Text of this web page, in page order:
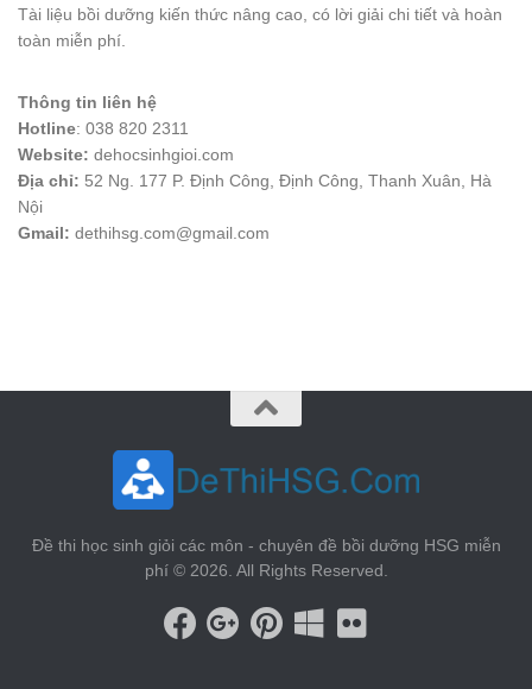
Tài liệu bồi dưỡng kiến thức nâng cao, có lời giải chi tiết và hoàn
toàn miễn phí.
Thông tin liên hệ
Hotline: 038 820 2311
Website: dehocsinhgioi.com
Địa chỉ: 52 Ng. 177 P. Định Công, Định Công, Thanh Xuân, Hà
Nội
Gmail: dethihsg.com@gmail.com
Đề thi học sinh giỏi các môn - chuyên đề bồi dưỡng HSG miễn
phí © 2026. All Rights Reserved.